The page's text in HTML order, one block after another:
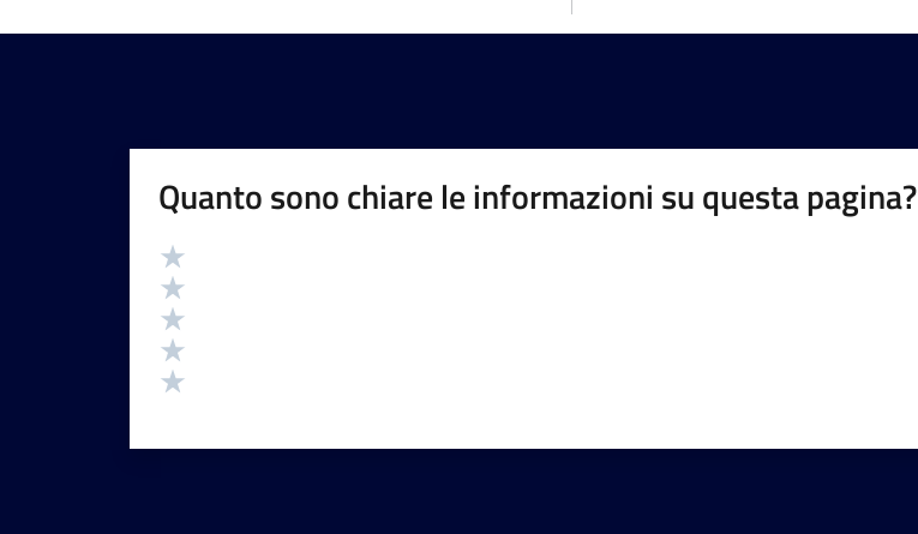
Quanto sono chiare le informazioni su questa pagina?
Valutazione